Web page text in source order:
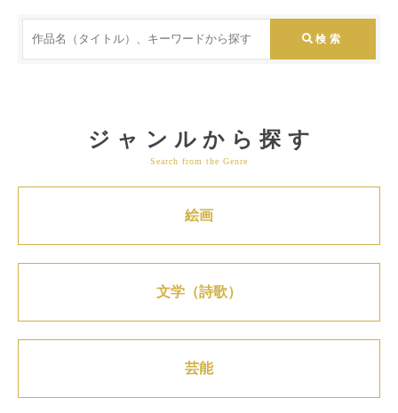
ジャンルから探す
Search from the Genre
絵画
文学（詩歌）
芸能